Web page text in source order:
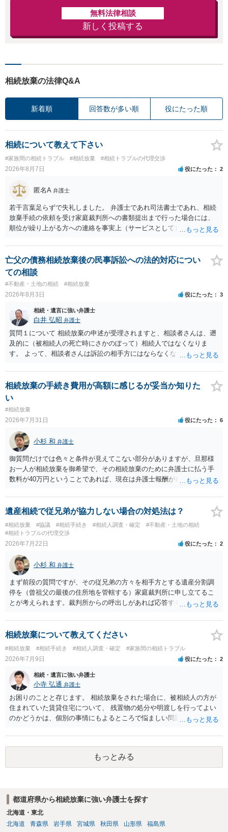
無料法律相談
新しく投稿する
相続放棄の法律Q&A
新着順 回答数が多い順 役にたった順
相続について教えて下さい
#家族間の相続トラブル #相続放棄 #相続トラブルの代理交渉
2026年8月7日 役にたった 2
匿名A 弁護士
若干言葉足らずで失礼しました。 弁護士であれ司法書士であれ、相続
放棄手続の依頼を受け家庭裁判所への書類提出まで行った場合には、
順位が繰り上がる方への連絡を事実上（サービスとして）行うことは
できない、という意味でした。
亡父の債務相続放棄後の民事訴訟への法的対応につい
ての相談
#不動産・土地の相続 #相続放棄
2026年8月3日 役にたった 3
相続・遺言に強い弁護士
白井 弘昭 弁護士
質問１について 相続放棄の申述が受理されますと、相談者さんは、遡
及的に（被相続人の死亡時にさかのぼって）相続人ではなくなりま
す。 よって、相談者さんは訴訟の相手方にはならなくなるので（明け
理証明を家庭裁判所で取得し、コピーを答弁書に添えて裁判所に提出
してください。 質問２について 請求棄却を求める答弁書を提出すれ
ば、第１回期日は出席する必要がありません。その日は差支え（用事
はないので、ｍｉｎｔｓでの提出の必要は無いと思います。郵送（期
限までに届けばよい）で十分です。 詳細は、書面記載の裁判所書記官
にお問い合わせください。 以上、ご参考まで。
相続放棄の手続き費用が高額に感じるが妥当か知りた
い
#相続放棄
2026年7月31日 役にたった 6
小杉 和 弁護士
御質問だけでは色々と条件が見えてこない部分がありますが、旦那様
お一人が相続放棄を御希望で、その相続放棄のために弁護士に払う手
数料が40万円ということであれば、現在は弁護士報酬が自由化されて
です。 ただ、弁護士に払う手数料とは別に戸籍の用意に一定の実費が
かかることになりますので、その費用も支払うべきものとして頭に置
が、旦那様の収入や財産にもよりますが、法テラスに御連絡なさって
弁護士との相談を予約して受任してもらうのが一番安上がりでしょ
らい（希望者が多く予約できてもしばらく先になる）ようですので、
比較的短い熟慮期間のことを考えると、来週早々すぐにでも御連絡す
る方が良いでしょう。 もし法テラスが御利用になれない、あるいは時
間がない等であれば、相続を取扱分野としている弁護士を適宜探し
（WEB等で）、問い合わせてみることです。相続を扱う弁護士でも相
けてくれないところもあるようです。 複数の法律事務所に聞いて（相
見積もりをとって）、一番安いところでやってもらうことに決めれ
ば、キューちゃんママさんの御希望をかなえることができるのではな
いでしょうか。 あるいは相続放棄であれば御自分でできなくもないと
は思います。その場合、かかるのは戸籍等の取得費用と印紙代だけと
なります。家庭裁判所のサイトから用紙を取得すると共に必要な書類
を確認し、印紙と共に家庭裁判所に提出して相続放棄申述受理通知書
を待つという流れになります。
遺産相続で従兄弟が協力しない場合の対処法は？
#相続放棄 #協議 #相続手続き #相続人調査・確定
#不動産・土地の相続
#相続トラブルの代理交渉
2026年7月22日 役にたった 2
小杉 和 弁護士
まず前段の質問ですが、その従兄弟の方々を相手方とする遺産分割調
停を（曾祖父の最後の住所地を管轄する）家庭裁判所に申し立てるこ
とが考えられます。裁判所からの呼出しがあれば応答する可能性がま
能と思われます。時間が思った以上にないので必要書類をてきぱきと
揃える必要があります。その点是非御注意ください。
相続放棄について教えてください
#相続放棄 #相続手続き #相続人調査・確定 #家族間の相続トラブル
2026年7月9日 役にたった 2
相続・遺言に強い弁護士
小寺 弘通 弁護士
お困りのことと存じます。 相続放棄をされた場合に、被相続人の方が
住まれていた賃貸住宅について、 残置物の処分や明渡しを行ってよい
のかどうかは、個別の事情にもよるところで悩ましい問題です。 相続
場合、 「相続財産を処分」したと評価され、相続放棄が無効となるリ
スクが一応あるからです。 ただし、実際には、自宅内にめぼしい財産
がなく、滞納賃料が増え続けるのを止めるため、 解約をして鍵を返却
してしまうというケースもそれなりにあります。 また、お母様の通帳
相続財産清算人が選任される場合があり、 その場合には当該清算人に
引き継いでいただくことになります。 ちなみに前提として、お母様の
お姉さんがご存命である以上、 その子（甥、姪）にはそもそも相続権
もっとみる
都道府県から相続放棄に強い弁護士を探す
北海道・東北
北海道
青森県 岩手県 宮城県 秋田県 山形県 福島県